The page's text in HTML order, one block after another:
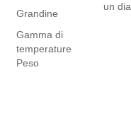
Grandine
un
Gamma di
temperature
Peso